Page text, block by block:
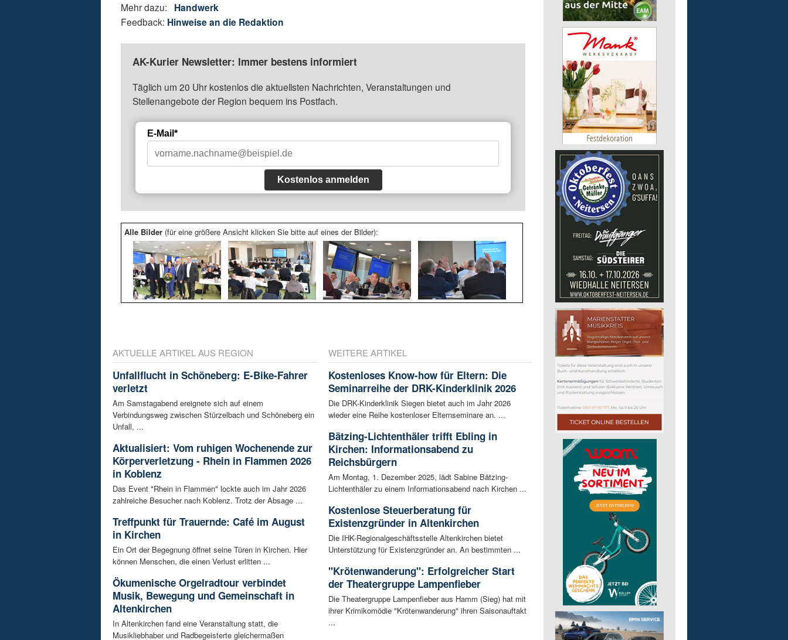
Mehr dazu: Handwerk
Feedback: Hinweise an die Redaktion
AK-Kurier Newsletter: Immer bestens informiert
Täglich um 20 Uhr kostenlos die aktuellsten Nachrichten, Veranstaltungen und
Stellenangebote der Region bequem ins Postfach.
E-Mail*
Kostenlos anmelden
Alle Bilder (für eine größere Ansicht klicken Sie bitte auf eines der Bilder):
AKTUELLE ARTIKEL AUS REGION
Unfallflucht in Schöneberg: E-Bike-Fahrer
verletzt
Am Samstagabend ereignete sich auf einem
Verbindungsweg zwischen Stürzelbach und Schöneberg ein
Unfall, ...
Aktualisiert: Vom ruhigen Wochenende zur
Körperverletzung - Rhein in Flammen 2026
in Koblenz
Das Event "Rhein in Flammen" lockte auch im Jahr 2026
zahlreiche Besucher nach Koblenz. Trotz der Absage ...
Treffpunkt für Trauernde: Café im August
in Kirchen
Ein Ort der Begegnung öffnet seine Türen in Kirchen. Hier
können Menschen, die einen Verlust erlitten ...
Ökumenische Orgelradtour verbindet
Musik, Bewegung und Gemeinschaft in
Altenkirchen
In Altenkirchen fand eine Veranstaltung statt, die
Musikliebhaber und Radbegeisterte gleichermaßen
WEITERE ARTIKEL
Kostenloses Know-how für Eltern: Die
Seminarreihe der DRK-Kinderklinik 2026
Die DRK-Kinderklinik Siegen bietet auch im Jahr 2026
wieder eine Reihe kostenloser Elternseminare an. ...
Bätzing-Lichtenthäler trifft Ebling in
Kirchen: Informationsabend zu
Reichsbürgern
Am Montag, 1. Dezember 2025, lädt Sabine Bätzing-
Lichtenthäler zu einem Informationsabend nach Kirchen ...
Kostenlose Steuerberatung für
Existenzgründer in Altenkirchen
Die IHK-Regionalgeschäftsstelle Altenkirchen bietet
Unterstützung für Existenzgründer an. An bestimmten ...
"Krötenwanderung": Erfolgreicher Start
der Theatergruppe Lampenfieber
Die Theatergruppe Lampenfieber aus Hamm (Sieg) hat mit
ihrer Krimikomödie "Krötenwanderung" ihren Saisonauftakt
...